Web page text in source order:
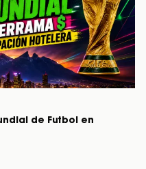
de Futbol en